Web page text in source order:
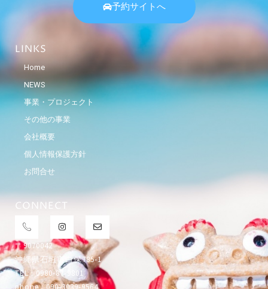
予約サイトへ
LINKS
Home
NEWS
事業・プロジェクト
その他の事業
会社概要
個人情報保護方針
お問合せ
CONNECT
〒9070042
沖縄県石垣市白保785-1
TEL : 0980-87-9801
phone : 090-3039-9564